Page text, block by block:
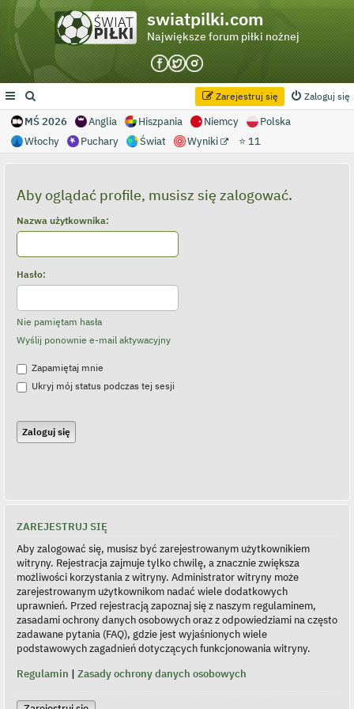
swiatpilki.com
Największe forum piłki nożnej
Zaloguj się
Zarejestruj się
MŚ 2026 Anglia Hiszpania Niemcy
Polska
Włochy
Puchary Świat Wyniki ⭐ 11
Aby oglądać profile, musisz się zalogować.
Nazwa użytkownika:
Hasło:
Nie pamiętam hasła
Wyślij ponownie e-mail aktywacyjny
Zapamiętaj mnie
Ukryj mój status podczas tej sesji
ZAREJESTRUJ SIĘ
Aby zalogować się, musisz być zarejestrowanym użytkownikiem
witryny. Rejestracja zajmuje tylko chwilę, a znacznie zwiększa
możliwości korzystania z witryny. Administrator witryny może
zarejestrowanym użytkownikom nadać wiele dodatkowych
uprawnień. Przed rejestracją zapoznaj się z naszym regulaminem,
zasadami ochrony danych osobowych oraz z odpowiedziami na często
zadawane pytania (FAQ), gdzie jest wyjaśnionych wiele
podstawowych zagadnień dotyczących funkcjonowania witryny.
Regulamin | Zasady ochrony danych osobowych